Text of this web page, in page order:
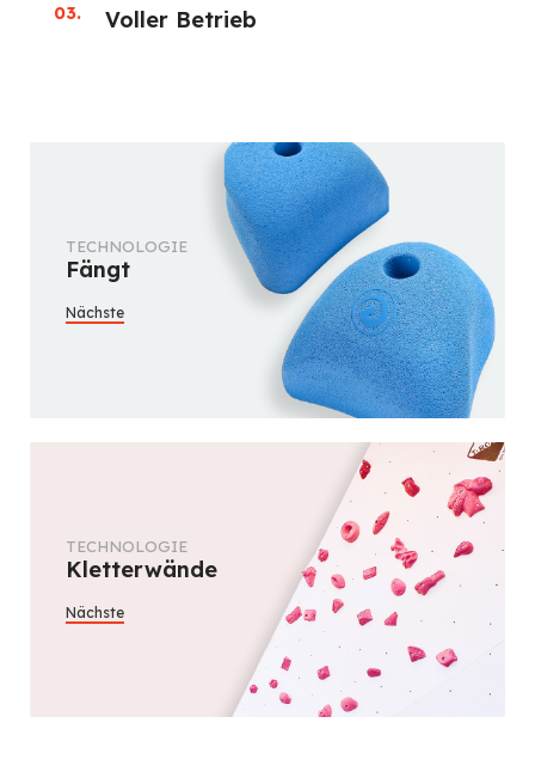
03. Voller Betrieb
TECHNOLOGIE
Fängt
Nächste
TECHNOLOGIE
Kletterwände
Nächste